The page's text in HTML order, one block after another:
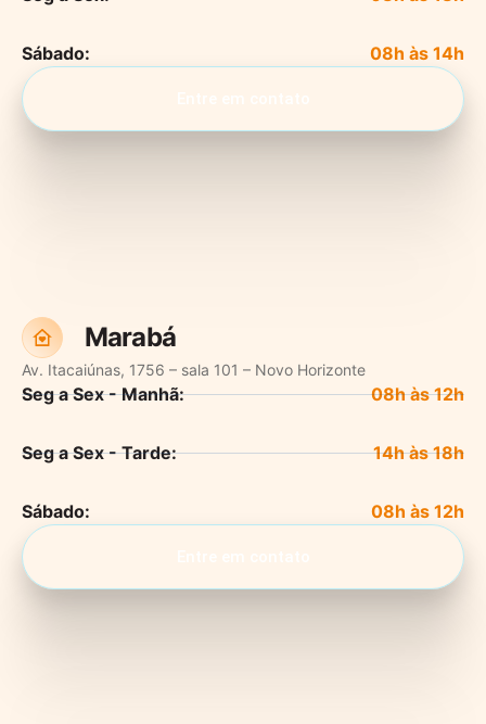
Sábado:
Marabá
Av. Itacaiúnas, 1756 – sala 101 – Novo Horizonte
Seg a Sex - Manhã:
Seg a Sex - Tarde:
Sábado: